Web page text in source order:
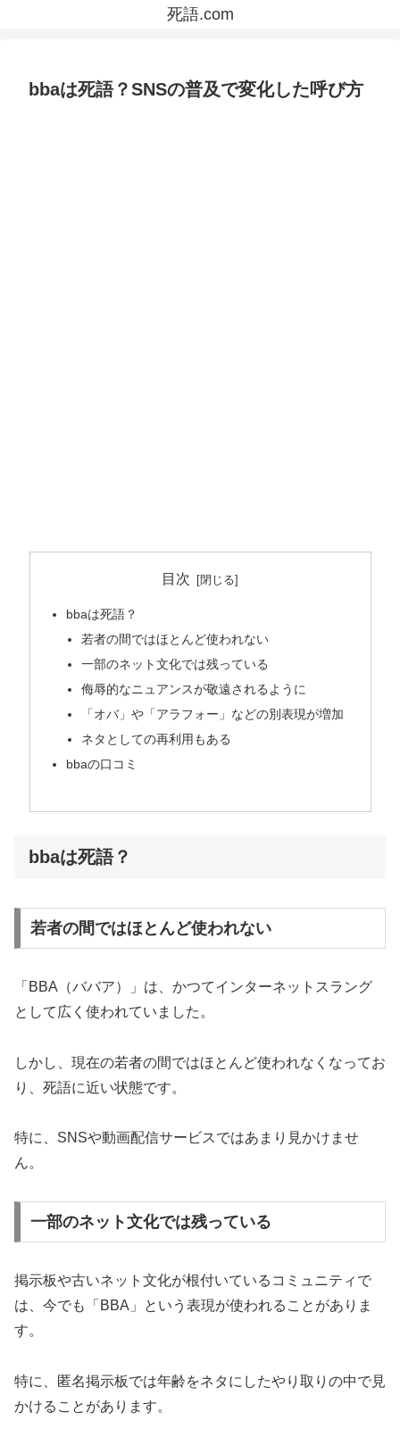
死語.com
bbaは死語？SNSの普及で変化した呼び方
目次
bbaは死語？
若者の間ではほとんど使われない
一部のネット文化では残っている
侮辱的なニュアンスが敬遠されるように
「オバ」や「アラフォー」などの別表現が増加
ネタとしての再利用もある
bbaの口コミ
bbaは死語？
若者の間ではほとんど使われない
「BBA（ババア）」は、かつてインターネットスラング
として広く使われていました。
しかし、現在の若者の間ではほとんど使われなくなってお
り、死語に近い状態です。
特に、SNSや動画配信サービスではあまり見かけませ
ん。
一部のネット文化では残っている
掲示板や古いネット文化が根付いているコミュニティで
は、今でも「BBA」という表現が使われることがありま
す。
特に、匿名掲示板では年齢をネタにしたやり取りの中で見
かけることがあります。